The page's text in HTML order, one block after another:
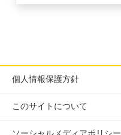
個人情報保護方針
このサイトについて